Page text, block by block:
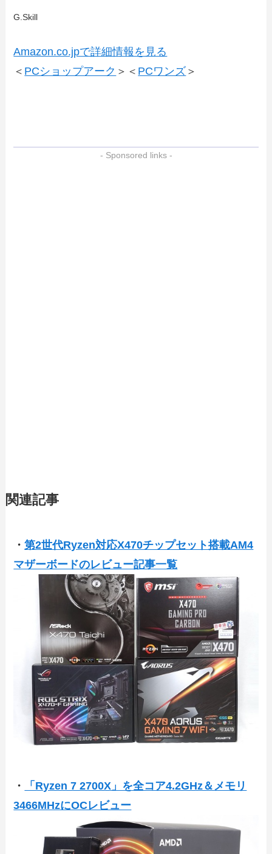
G.Skill
Amazon.co.jpで詳細情報を見る
＜ PCショップアーク ＞＜ PCワンズ ＞
- Sponsored links -
関連記事
・第2世代Ryzen対応X470チップセット搭載AM4
マザーボードのレビュー記事一覧
・
「Ryzen 7 2700X」を全コア4.2GHz＆メモリ
3466MHzにOCレビュー